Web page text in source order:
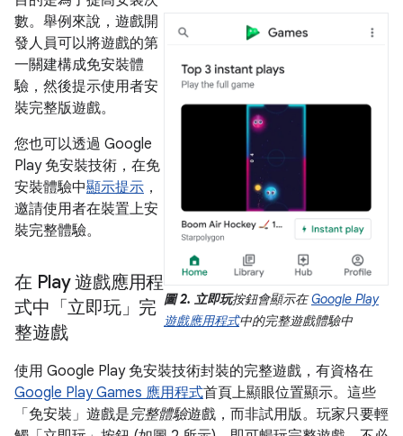
圖 2. 立即玩按鈕會顯示在Google Play
遊戲應用程式中的完整遊戲體驗中
數。舉例來說，遊戲開
發人員可以將遊戲的第
一關建構成免安裝體
驗，然後提示使用者安
裝完整版遊戲。
您也可以透過 Google
Play 免安裝技術，在免
安裝體驗中顯示提示 ，
邀請使用者在裝置上安
裝完整體驗。
在 Play 遊戲應用程
式中「立即玩」完
整遊戲
使用 Google Play 免安裝技術封裝的完整遊戲，有資格在
Google Play Games 應用程式首頁上顯眼位置顯示。這些
「免安裝」遊戲是完整體驗遊戲，而非試用版。玩家只要輕